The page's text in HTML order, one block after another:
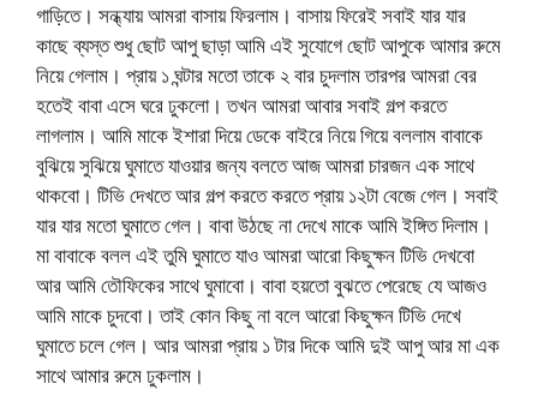
গাড়িতে। সন্ধ্যায় আমরা বাসায় ফিরলাম। বাসায় ফিরেই সবাই যার যার
কাছে ব্যস্ত শুধু ছোট আপু ছাড়া আমি এই সুযোগে ছোট আপুকে আমার রুমে
নিয়ে গেলাম। প্রায় ১ ঘন্টার মতো তাকে ২ বার চুদলাম তারপর আমরা বের
হতেই বাবা এসে ঘরে ঢুকলো। তখন আমরা আবার সবাই গল্প করতে
লাগলাম। আমি মাকে ইশারা দিয়ে ডেকে বাইরে নিয়ে গিয়ে বললাম বাবাকে
বুঝিয়ে সুঝিয়ে ঘুমাতে যাওয়ার জন্য বলতে আজ আমরা চারজন এক সাথে
থাকবো। টিভি দেখতে আর গল্প করতে করতে প্রায় ১২টা বেজে গেল। সবাই
যার যার মতো ঘুমাতে গেল। বাবা উঠছে না দেখে মাকে আমি ইঙ্গিত দিলাম।
মা বাবাকে বলল এই তুমি ঘুমাতে যাও আমরা আরো কিছুক্ষন টিভি দেখবো
আর আমি তৌফিকের সাথে ঘুমাবো। বাবা হয়তো বুঝতে পেরেছে যে আজও
আমি মাকে চুদবো। তাই কোন কিছু না বলে আরো কিছুক্ষন টিভি দেখে
ঘুমাতে চলে গেল। আর আমরা প্রায় ১ টার দিকে আমি দুই আপু আর মা এক
সাথে আমার রুমে ঢুকলাম।